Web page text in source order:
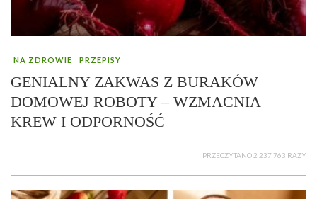
NA ZDROWIE PRZEPISY
GENIALNY ZAKWAS Z BURAKÓW
DOMOWEJ ROBOTY – WZMACNIA
KREW I ODPORNOŚĆ
PRZECZYTANO 2 237 763 RAZY